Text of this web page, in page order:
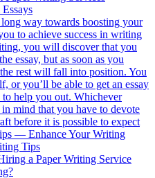
way towards boosting your
to achieve success in writing
you will discover that you
essay, but as soon as you
rest will fall into position. You
or you’ll be able to get an essay
to help you out. Whichever
mind that you have to devote
before it is possible to expect
— Enhance Your Writing
Tips
a Paper Writing Service